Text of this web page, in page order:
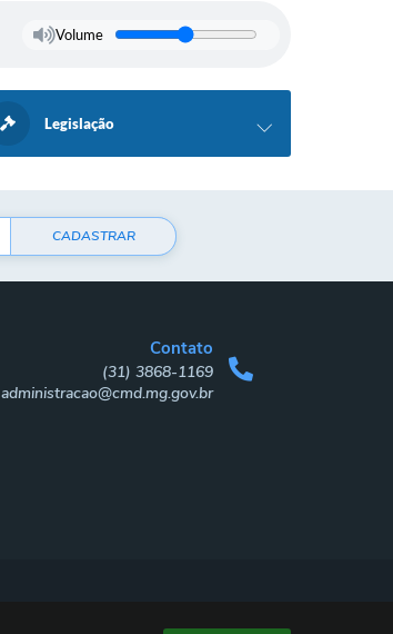
Volume
Legislação
CADASTRAR
Contato
(31) 3868-1169
administracao@cmd.mg.gov.br